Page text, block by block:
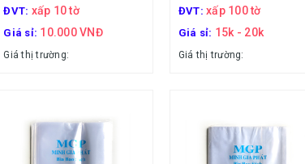
ĐVT: xấp 10 tờ
Giá sỉ: 10.000 VNĐ
Giá thị trường:
ĐVT:xấp 100 tờ
Giá sỉ: 15k - 20k
Giá thị trường: